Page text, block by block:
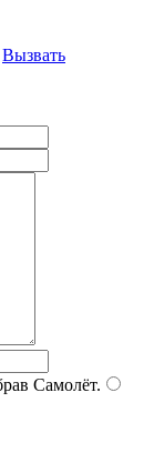
Вызвать
Самолёт.